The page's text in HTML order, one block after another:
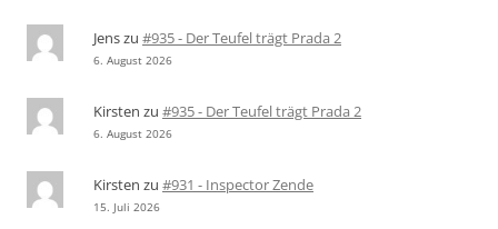
Jenszu #935 - Der Teufel trägt Prada 2
6. August 2026
Kirsten zu #935 - Der Teufel trägt Prada 2
6. August 2026
Kirsten zu #931 - Inspector Zende
15. Juli 2026